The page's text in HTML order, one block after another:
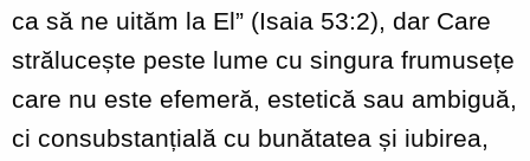
ca să ne uităm la El” (Isaia 53:2), dar Care
strălucește peste lume cu singura frumusețe
care nu este efemeră, estetică sau ambiguă,
ci consubstanțială cu bunătatea și iubirea,